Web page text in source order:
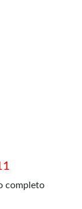
completo